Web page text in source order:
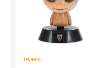
19,99 €